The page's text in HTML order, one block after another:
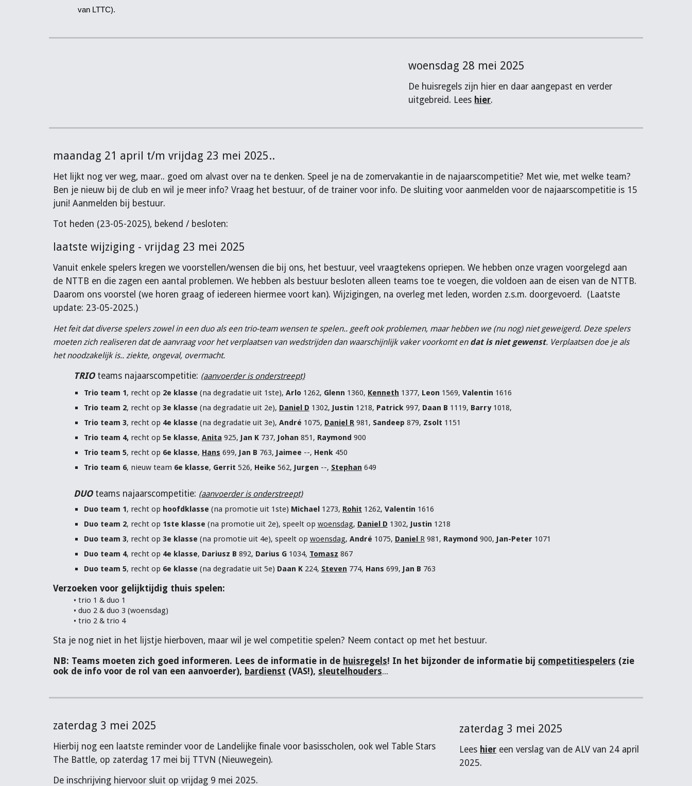
van LTTC).
woensdag 28 mei 2025
De huisregels zijn hier en daar aangepast en verder
uitgebreid. Lees hier.
maandag 21 april t/m vrijdag 23 mei 2025..
Het lijkt nog ver weg, maar.. goed om alvast over na te denken. Speel je na de zomervakantie in de najaarscompetitie? Met wie, met welke team?
Ben je nieuw bij de club en wil je meer info? Vraag het bestuur, of de trainer voor info. De sluiting voor aanmelden voor de najaarscompetitie is 15
juni! Aanmelden bij bestuur.
Tot heden (23-05-2025), bekend / besloten:
laatste wijziging - vrijdag 23 mei 2025
Vanuit enkele spelers kregen we voorstellen/wensen die bij ons, het bestuur, veel vraagtekens opriepen. We hebben onze vragen voorgelegd aan
de NTTB en die zagen een aantal problemen. We hebben als bestuur besloten alleen teams toe te voegen, die voldoen aan de eisen van de NTTB.
Daarom ons voorstel (we horen graag of iedereen hiermee voort kan). Wijzigingen, na overleg met leden, worden z.s.m. doorgevoerd. (Laatste
update: 23-05-2025.)
Het feit dat diverse spelers zowel in een duo als een trio-team wensen te spelen.. geeft ook problemen, maar hebben we (nu nog) niet geweigerd. Deze spelers
moeten zich realiseren dat de aanvraag voor het verplaatsen van wedstrijden dan waarschijnlijk vaker voorkomt en dat is niet gewenst. Verplaatsen doe je als
het noodzakelijk is.. ziekte, ongeval, overmacht.
TRIOteams najaarscompetitie: (aanvoerder is onderstreept)
Trio team 1, recht op 2e klasse (na degradatie uit 1ste), Arlo1262, Glenn 1360, Kenneth 1377, Leon 1569, Valentin 1616
Trio team 2, recht op 3e klasse (na degradatie uit 2e), Daniel D 1302, Justin 1218, Patrick997, Daan B 1119, Barry1018,
Trio team 3, recht op 4e klasse (na degradatie uit 3e), André 1075, Daniel R981, Sandeep 879, Zsolt 1151
Trio team 4,recht op 5e klasse, Anita 925, Jan K737, Johan 851, Raymond 900
Trio team 5, recht op 6e klasse, Hans 699, Jan B 763, Jaimee --, Henk450
Trio team 6, nieuw team 6e klasse, Gerrit 526, Heike 562, Jurgen --, Stephan 649
DUOteams najaarscompetitie: (aanvoerder is onderstreept)
Duo team 1, recht op hoofdklasse (na promotie uit 1ste) Michael1273, Rohit 1262, Valentin 1616
Duo team 2, recht op 1ste klasse (na promotie uit 2e), speelt op woensdag, Daniel D 1302, Justin 1218
Duo team 3, recht op 3e klasse (na promotie uit 4e), speelt op woensdag, André 1075, DanielR981, Raymond 900, Jan-Peter 1071
Duo team 4, recht op 4e klasse, Dariusz B 892, Darius G1034, Tomasz 867
Duo team 5, recht op 6e klasse (na degradatie uit 5e) Daan K 224, Steven 774, Hans 699, Jan B 763
Verzoeken voor gelijktijdig thuis spelen:
• trio 1 & duo 1
• duo 2 & duo 3 (woensdag)
• trio 2 & trio 4
Sta je nog niet in het lijstje hierboven, maar wil je wel competitie spelen? Neem contact op met het bestuur.
NB: Teams moeten zich goed informeren. Lees de informatie in de huisregels! In het bijzonder de informatie bij competitiespelers (zie
ook de info voor de rol van een aanvoerder), bardienst (VAS!), sleutelhouders...
zaterdag 3 mei 2025
Hierbij nog een laatste reminder voor de Landelijke finale voor basisscholen, ook wel Table Stars
The Battle, op zaterdag 17 mei bij TTVN (Nieuwegein).
De inschrijving hiervoor sluit op vrijdag 9 mei 2025.
zaterdag 3 mei 2025
Lees hier een verslag van de ALV van 24 april
2025.